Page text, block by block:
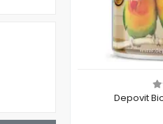
Depovit